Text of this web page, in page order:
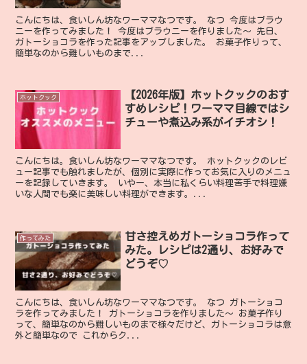
こんにちは、食いしん坊なワーママなつです。 なつ 今度はブラウ
ニーを作ってみました！ 今度はブラウニーを作りました〜 先日、
ガトーショコラを作った記事をアップしました。 お菓子作りって、
簡単なのから難しいものまで...
ホットクック
【2026年版】ホットクックのおす
すめレシピ！ワーママ目線ではシ
チューや煮込み系がイチオシ！
こんにちは。食いしん坊なワーママなつです。 ホットクックのレビ
ュー記事でも触れましたが、個別に実際に作ってお気に入りのメニュ
ーを記録していきます。 いやー、本当に私くらい料理苦手で料理嫌
いな人間でも楽に美味しい料理ができます。...
作ってみた
甘さ控えめガトーショコラ作って
みた。レシピは2通り、お好みで
どうぞ♡
こんにちは、食いしん坊なワーママなつです。 なつ ガトーショコ
ラを作ってみました！ ガトーショコラを作りました〜 お菓子作り
って、簡単なのから難しいものまで様々だけど、ガトーショコラは意
外と簡単なので これからク...